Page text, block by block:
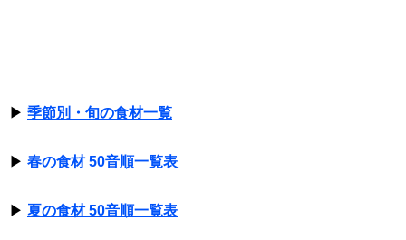
▶ 季節別・旬の食材一覧
▶ 春の食材 50音順一覧表
▶ 夏の食材 50音順一覧表